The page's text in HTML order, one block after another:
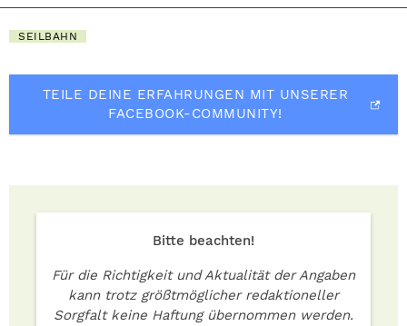
SEILBAHN
TEILE DEINE ERFAHRUNGEN MIT UNSERER
FACEBOOK-COMMUNITY!
Bitte beachten!
Für die Richtigkeit und Aktualität der Angaben
kann trotz größtmöglicher redaktioneller
Sorgfalt keine Haftung übernommen werden.